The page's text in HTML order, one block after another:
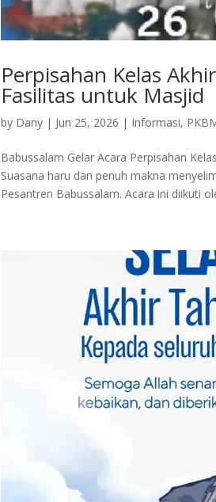
Perpisahan Kelas
Fasilitas untuk Masjid
by Dany | Jun 25, 2026 | Informasi,
Babussalam Gelar Acara Perpisahan
Suasana haru dan penuh makna
Pesantren Babussalam. Acara ini diikuti